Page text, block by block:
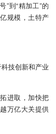
”到“精加工”的
规模，土特产
技创新和产业
进取，加快把
万亿大关提供